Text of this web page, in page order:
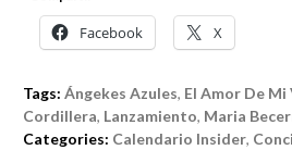
Facebook X
Tags: Ángekes Azules, El Amor De Mi
Cordillera, Lanzamiento, Maria
Categories: Calendario Insider,